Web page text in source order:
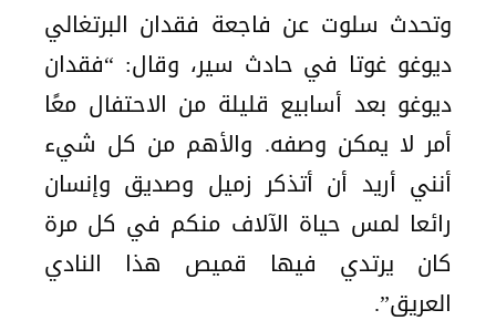
وتحدث سلوت عن فاجعة فقدان البرتغالي
ديوغو غوتا في حادث سير، وقال: “فقدان
ديوغو بعد أسابيع قليلة من الاحتفال معًا
أمر لا يمكن وصفه. والأهم من كل شيء
أنني أريد أن أتذكر زميل وصديق وإنسان
رائعا لمس حياة الآلاف منكم في كل مرة
كان يرتدي فيها قميص هذا النادي
العريق”.